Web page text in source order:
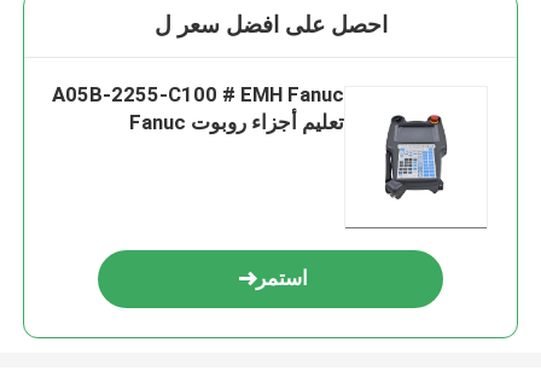
احصل على افضل سعر ل
A05B-2255-C100 # EMH Fanuc
تعليم أجزاء روبوت Fanuc
استمر